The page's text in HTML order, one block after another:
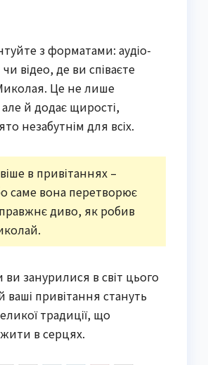
з форматами: аудіо-
відео, де ви співаєте
Це не лише
й додає щирості,
незабутнім для всіх.
в привітаннях –
саме вона перетворює
диво, як робив
занурилися в світ цього
ваші привітання стануть
традиції, що
в серцях.